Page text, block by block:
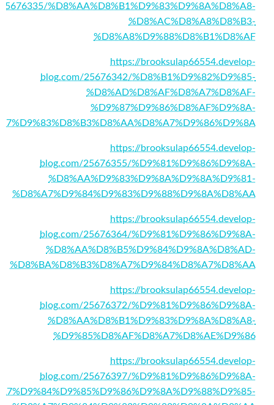
%D8%AA%D8%B1%D9%83%D9%8A%D8%A8-
%D8%AC%D8%A8%D8%B3-
%D8%A8%D9%88%D8%B1%D8%AF
https://brooksulap66554.develop-
blog.com/25676342/%D8%B1%D9%82%D9%85-
%D8%AD%D8%AF%D8%A7%D8%AF-
%D9%87%D9%86%D8%AF%D9%8A-
https://brooksulap66554.develop-
blog.com/25676355/%D9%81%D9%86%D9%8A-
%D8%AA%D9%83%D9%8A%D9%8A%D9%81-
%D8%A7%D9%84%D9%83%D9%88%D9%8A%D8%AA
https://brooksulap66554.develop-
blog.com/25676364/%D9%81%D9%86%D9%8A-
%D8%AA%D8%B5%D9%84%D9%8A%D8%AD-
%D8%BA%D8%B3%D8%A7%D9%84%D8%A7%D8%AA
https://brooksulap66554.develop-
blog.com/25676372/%D9%81%D9%86%D9%8A-
%D8%AA%D8%B1%D9%83%D9%8A%D8%A8-
%D9%85%D8%AF%D8%A7%D8%AE%D9%86
https://brooksulap66554.develop-
blog.com/25676397/%D9%81%D9%86%D9%8A-